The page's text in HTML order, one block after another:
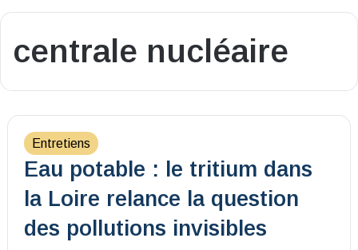
centrale nucléaire
Entretiens
Eau potable : le tritium dans
la Loire relance la question
des pollutions invisibles